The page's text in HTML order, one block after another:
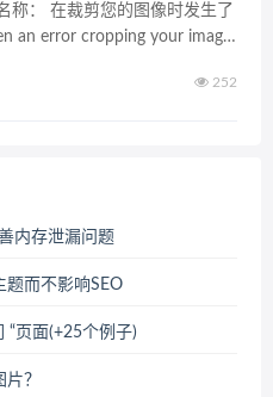
称： 在裁剪您的图像时发生了
an error cropping your image
252
内存泄漏问题
题而不影响SEO
“页面(+25个例子)
？